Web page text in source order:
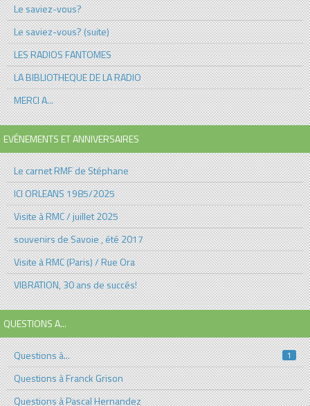
Le saviez-vous?
Le saviez-vous? (suite)
LES RADIOS FANTOMES
LA BIBLIOTHEQUE DE LA RADIO
MERCI A...
EVÉNEMENTS ET ANNIVERSAIRES
Le carnet RMF de Stéphane
ICI ORLEANS 1985/2025
Visite à RMC / juillet 2025
souvenirs de Savoie , été 2017
Visite à RMC (Paris) / Rue Ora
VIBRATION, 30 ans de succés!
QUESTIONS A...
Questions à... 1
Questions à Franck Grison
Questions à Pascal Hernandez